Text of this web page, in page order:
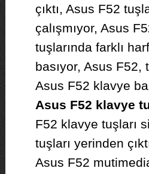
çıktı, Asus F52
çalışmıyor, Asus
tuşlarında farklı
basıyor, Asus F52,
Asus F52 klavye
Asus F52 klavye
F52 klavye tuşları
tuşları yerinden
Asus F52